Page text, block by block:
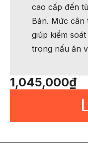
cao cấp đến
Bản. Mức cân
giúp kiểm
trong nấu ăn
1,045,000₫